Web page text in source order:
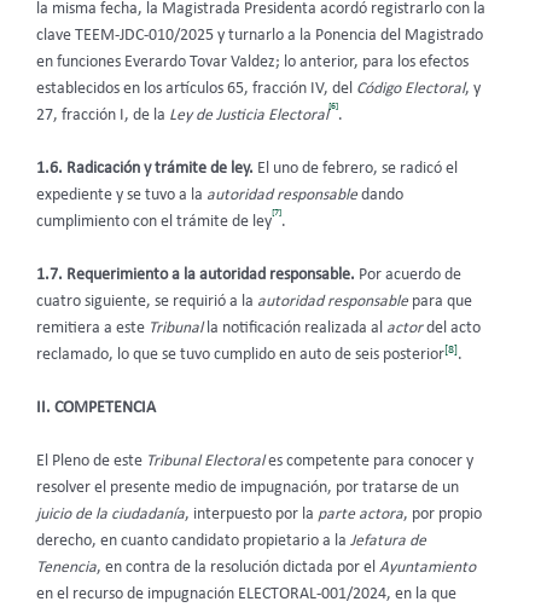
la misma fecha, la Magistrada Presidenta acordó registrarlo con la
clave TEEM-JDC-010/2025 y turnarlo a la Ponencia del Magistrado
en funciones Everardo Tovar Valdez; lo anterior, para los efectos
establecidos en los artículos 65, fracción IV, del Código Electoral, y
27, fracción I, de la Ley de Justicia Electoral
[6]
.
1.6. Radicación y trámite de ley. El uno de febrero, se radicó el
expediente y se tuvo a la autoridad responsabledando
cumplimiento con el trámite de ley
[7]
.
1.7. Requerimiento a la autoridad responsable. Por acuerdo de
cuatro siguiente, se requirió a la autoridad responsablepara que
remitiera a este Tribunalla notificación realizada al actordel acto
reclamado, lo que se tuvo cumplido en auto de seis posterior[8].
II. COMPETENCIA
El Pleno de este Tribunal Electorales competente para conocer y
resolver el presente medio de impugnación, por tratarse de un
juicio de la ciudadanía, interpuesto por la parte actora, por propio
derecho, en cuanto candidato propietario a la Jefatura de
Tenencia, en contra de la resolución dictada por el Ayuntamiento
en el recurso de impugnación ELECTORAL-001/2024, en la que